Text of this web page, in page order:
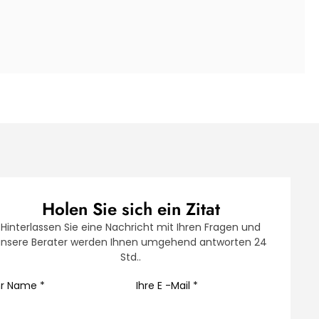
Holen Sie sich ein Zitat
Hinterlassen Sie eine Nachricht mit Ihren Fragen und
Berater werden Ihnen umgehend antworten 24
Std..
Name * Ihre E -Mail *